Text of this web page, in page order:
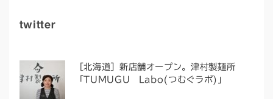
twitter
［北海道］新店舗オープン。津村製麺所
「TUMUGU Labo(つむぐラボ)」